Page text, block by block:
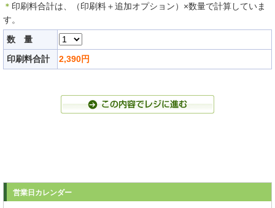
＊ 印刷料合計は、（印刷料＋追加オプション）×数量で計算していま
す。
数 量
印刷料合計
2,390円
営業日カレンダー